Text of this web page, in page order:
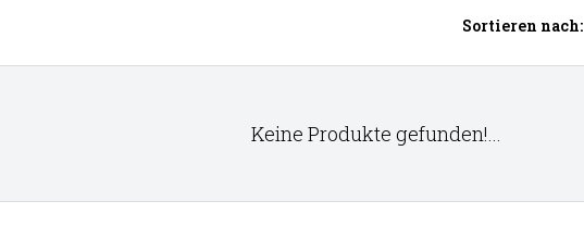
Sortieren nach:
Keine Produkte gefunden!...